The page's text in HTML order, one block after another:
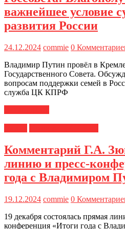
важнейшее условие
развития России
24.12.2024 commie 0
Владимир Путин провёл в Кремле
Государственного Совета.
вопросам поддержки семей в
служба ЦК КПРФ
Комментарий Г.А.
линию и пресс-
года с Владимиром
19.12.2024 commie 0
19 декабря состоялась прямая
конференция «Итоги года с